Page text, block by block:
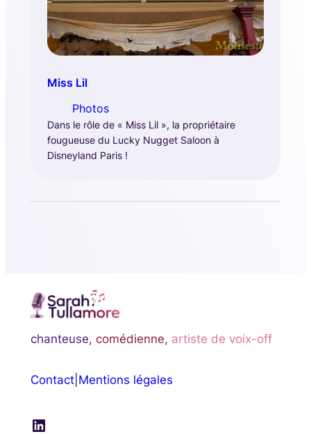
Miss Lil
Photos
Dans le rôle de « Miss Lil », la propriétaire
fougueuse du Lucky Nugget Saloon à
Disneyland Paris !
chanteuse, comédienne, artiste de voix-off
Contact| Mentions légales
LinkedIn